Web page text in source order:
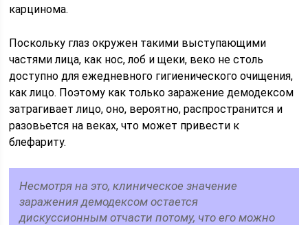
карцинома.
Поскольку глаз окружен такими выступающими
частями лица, как нос, лоб и щеки, веко не столь
доступно для ежедневного гигиенического очищения,
как лицо. Поэтому как только заражение демодексом
затрагивает лицо, оно, вероятно, распространится и
разовьется на веках, что может привести к
блефариту.
Несмотря на это, клиническое значение
заражения демодексом остается
дискуссионным отчасти потому, что его можно